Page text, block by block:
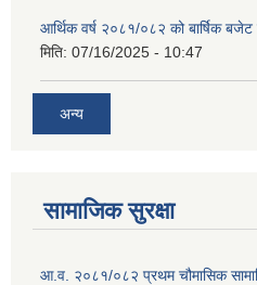
आर्थिक वर्ष २०८१/०८२ को बार्षिक
मिति: 07/16/2025 - 10:47
अन्य
सामाजिक सुरक्षा
आ.व. २०८१/०८२ प्रथम चौमासिक